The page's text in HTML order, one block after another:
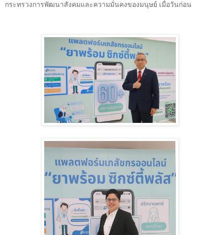
กระทรวงการพัฒนาสังคมและความมั่นคงของมนุษย์ เมื่อวันก่อน